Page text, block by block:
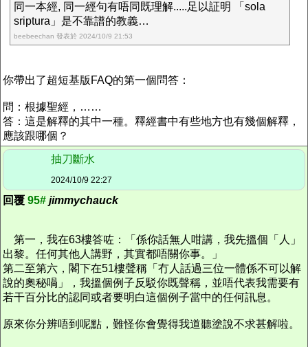
同一本經, 同一經句有唔同既理解.....足以証明 「sola
sriptura」是不靠譜的教義…
beebeechan 發表於 2024/10/9 21:53
你帶出了超短基版FAQ的第一個問答：
問：根據聖經，……
答：這是解釋的其中一種。釋經書中有些地方也有幾個解釋，
應該跟哪個？
抽刀斷水
2024/10/9 22:27
回覆 95# jimmychauck
第一，我在63樓答咗：「係你話無人咁講，我先搵個「人」
出黎。任何其他人講野，其實都唔關你事。」
第二至第六，閣下在51樓聲稱「冇人話過三位一體係不可以解
說的奧秘喎」，我搵個例子反駁你既聲稱，並唔代表我需要有
若干百分比的認同或者要明白這個例子當中的任何訊息。
原來你分辨唔到呢點，難怪你會覺得我道聽塗說不求甚解啦。